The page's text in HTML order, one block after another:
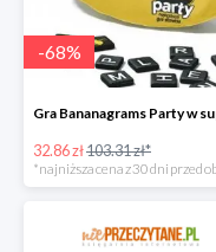
-68%
32.86 zł103.31 zł*